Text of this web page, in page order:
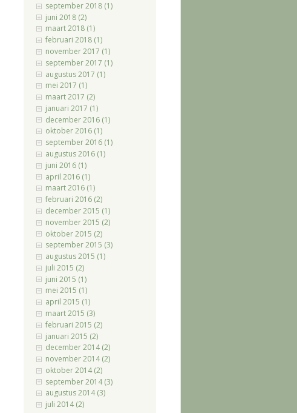
september 2018 (1)
juni 2018 (2)
maart 2018 (1)
februari 2018 (1)
november 2017 (1)
september 2017 (1)
augustus 2017 (1)
mei 2017 (1)
maart 2017 (2)
januari 2017 (1)
december 2016 (1)
oktober 2016 (1)
september 2016 (1)
augustus 2016 (1)
juni 2016 (1)
april 2016 (1)
maart 2016 (1)
februari 2016 (2)
december 2015 (1)
november 2015 (2)
oktober 2015 (2)
september 2015 (3)
augustus 2015 (1)
juli 2015 (2)
juni 2015 (1)
mei 2015 (1)
april 2015 (1)
maart 2015 (3)
februari 2015 (2)
januari 2015 (2)
december 2014 (2)
november 2014 (2)
oktober 2014 (2)
september 2014 (3)
augustus 2014 (3)
juli 2014 (2)